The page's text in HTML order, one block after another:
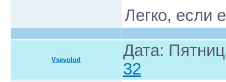
Легко, если
Vsevolod
Дата:
32